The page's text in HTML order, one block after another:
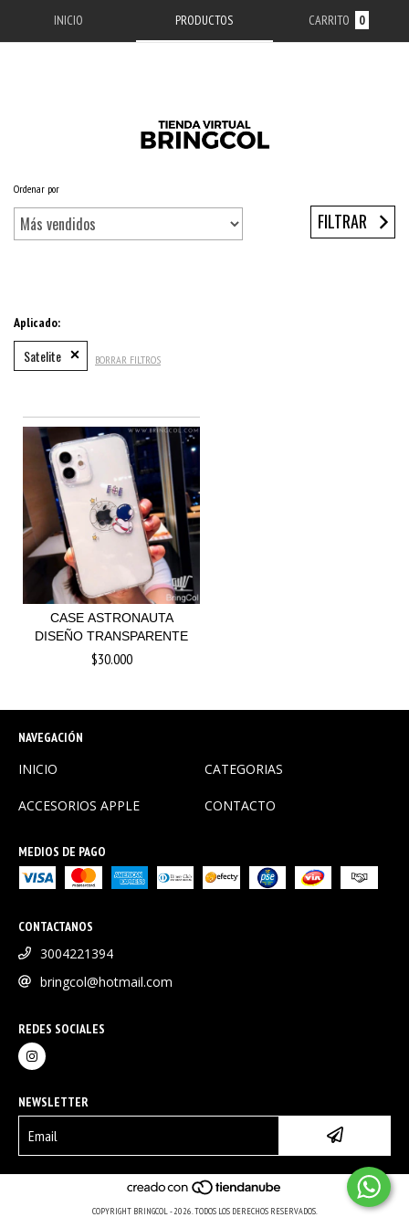
INICIO PRODUCTOS CARRITO 0
Inicio / ACCESORIOS APPLE
Ordenar por
FILTRAR
Aplicado:
Satelite BORRAR FILTROS
CASE ASTRONAUTA
DISEÑO TRANSPARENTE
$30.000
NAVEGACIÓN
INICIO CATEGORIAS
ACCESORIOS APPLE CONTACTO
MEDIOS DE PAGO
CONTACTANOS
3004221394
bringcol@hotmail.com
REDES SOCIALES
NEWSLETTER
COPYRIGHT BRINGCOL - 2026. TODOS LOS DERECHOS RESERVADOS.